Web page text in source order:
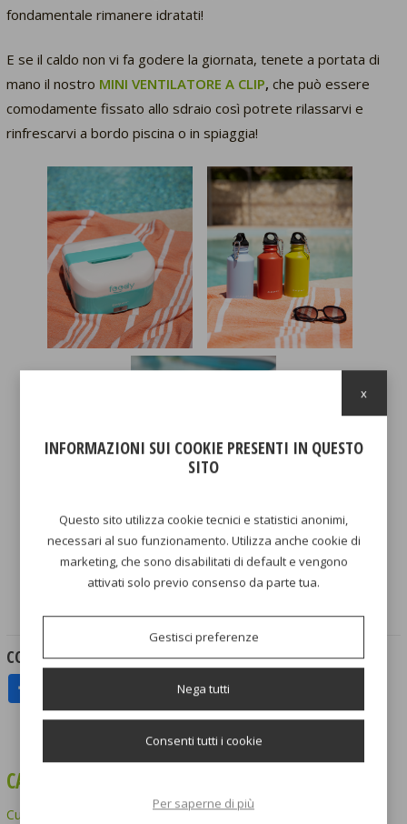
fondamentale rimanere idratati!
E se il caldo non vi fa godere la giornata, tenete a portata di
mano il nostro MINI VENTILATORE A CLIP,che può essere
comodamente fissato allo sdraio così potrete rilassarvi e
rinfrescarvi a bordo piscina o in spiaggia!
CONDIVIDI SUI SOCIAL NETWORK
CATEGORIE
Cucina
INFORMAZIONI SUI COOKIE PRESENTI IN QUESTO
SITO
Questo sito utilizza cookie tecnici e statistici anonimi,
necessari al suo funzionamento. Utilizza anche cookie di
marketing, che sono disabilitati di default e vengono
attivati solo previo consenso da parte tua.
Gestisci preferenze
Nega tutti
Consenti tutti i cookie
Per saperne di più
x